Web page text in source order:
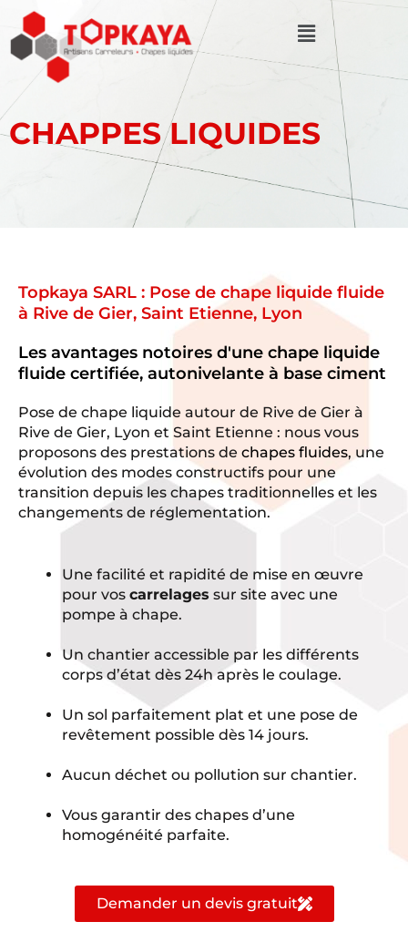
Menu
CHAPPES LIQUIDES
Topkaya SARL : Pose de chape liquide fluide
à Rive de Gier, Saint Etienne, Lyon
Les avantages notoires d'une chape liquide
fluide certifiée, autonivelante à base ciment
Pose de chape liquide autour de Rive de Gier à
Rive de Gier, Lyon et Saint Etienne : nous vous
proposons des prestations de chapes fluides, une
évolution des modes constructifs pour une
transition depuis les chapes traditionnelles et les
changements de réglementation.
Une facilité et rapidité de mise en œuvre
pour vos carrelages sur site avec une
pompe à chape.
Un chantier accessible par les différents
corps d’état dès 24h après le coulage.
Un sol parfaitement plat et une pose de
revêtement possible dès 14 jours.
Aucun déchet ou pollution sur chantier.
Vous garantir des chapes d’une
homogénéité parfaite.
Demander un devis gratuit